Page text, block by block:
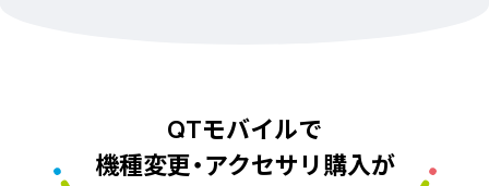
QTモバイルで
機種変更・アクセサリ購入が